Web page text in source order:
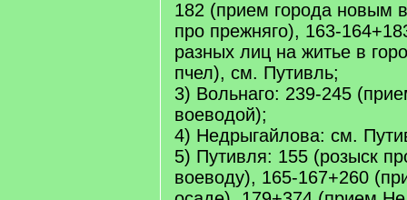
182 (прием города новым
про прежняго), 163-
разных лиц на житье в
пчел), см. Путивль;
3) Вольнаго: 239-245
воеводой);
4) Недрыгайлова: см.
5) Путивля: 155 (розыск
воеводу), 165-167+260